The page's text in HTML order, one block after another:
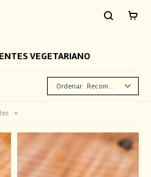
VEGETARIANO
Recomendados